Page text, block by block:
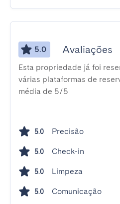
5.0 Avaliações
Esta propriedade já foi
várias plataformas de
média de 5/5
5.0 Precisão
5.0 Check-in
5.0 Limpeza
5.0 Comunicação